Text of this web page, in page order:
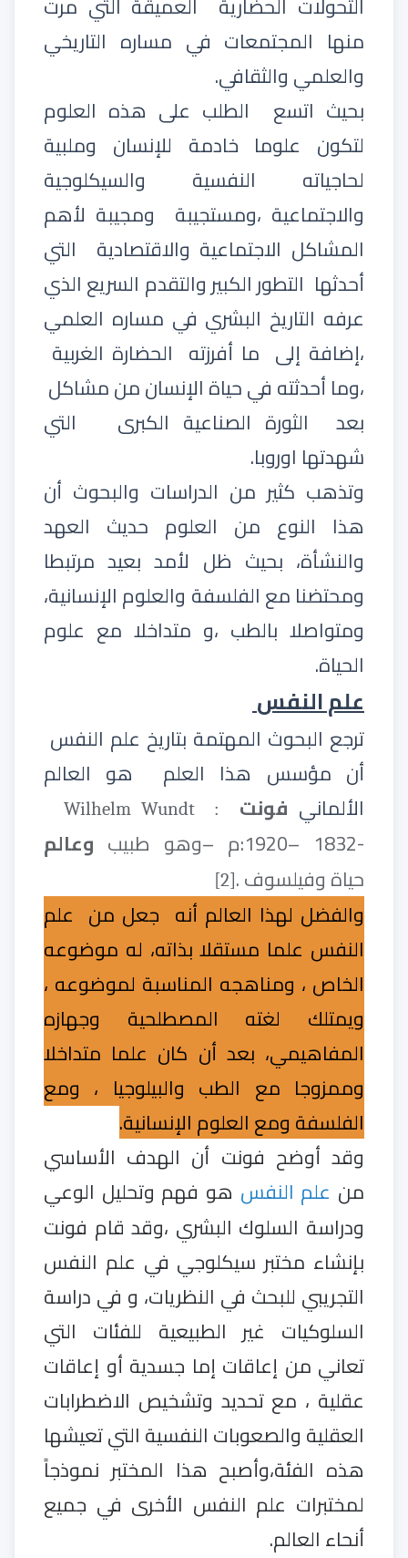
منها المجتمعات في مساره التاريخي
والعلمي والثقافي.
بحيث اتسع
الطلب على هذه العلوم
لتكون علوما خادمة للإنسان وملبية
لحاجياته النفسية والسيكلوجية
والاجتماعية ،ومستجيبة
ومجيبة لأهم
المشاكل الاجتماعية والاقتصادية
التي
أحدثها التطور الكبير والتقدم السريع الذي
عرفه التاريخ البشري في مساره العلمي
،إضافة إلى ما أفرزته الحضارة الغربية
،وما أحدثته في حياة الإنسان من مشاكل
بعد
الثورة الصناعية الكبرى
التي
شهدتها اوروبا.
وتذهب كثير من الدراسات والبحوث أن
هذا النوع من العلوم حديث العهد
والنشأة، بحيث ظل لأمد بعيد مرتبطا
ومحتضنا مع الفلسفة والعلوم الإنسانية،
ومتواصلا بالطب ،و متداخلا مع علوم
الحياة.
علم النفس
ترجع البحوث المهتمة بتاريخ علم النفس
أن مؤسس هذا العلم
هو العالم
الألماني فونت :
Wilhelm Wundt
-1832 –1920:م –وهو طبيب
وعالم
حياة وفيلسوف .
[2]
والفضل لهذا العالم أنه جعل من علم
النفس علما مستقلا بذاته، له موضوعه
الخاص ، ومناهجه المناسبة لموضوعه ،
ويمتلك لغته المصطلحية وجهازه
المفاهيمي، بعد أن كان علما متداخلا
وممزوجا مع الطب والبيلوجيا ، ومع
الفلسفة ومع العلوم الإنسانية.
وقد أوضح فونت أن الهدف الأساسي
من علم النفس هو فهم وتحليل الوعي
ودراسة السلوك البشري ،وقد قام فونت
بإنشاء مختبر سيكلوجي في علم النفس
التجريبي للبحث في النظريات، و في دراسة
السلوكيات غير الطبيعية للفئات التي
تعاني من إعاقات إما جسدية أو إعاقات
عقلية ، مع تحديد وتشخيص الاضطرابات
العقلية والصعوبات النفسية التي تعيشها
هذه الفئة،وأصبح هذا المختبر نموذجاً
لمختبرات علم النفس الأخرى في جميع
أنحاء العالم.